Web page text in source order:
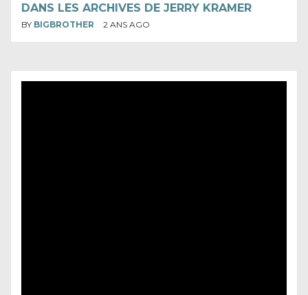
DANS LES ARCHIVES DE JERRY KRAMER
BY BIGBROTHER 2 ANS AGO